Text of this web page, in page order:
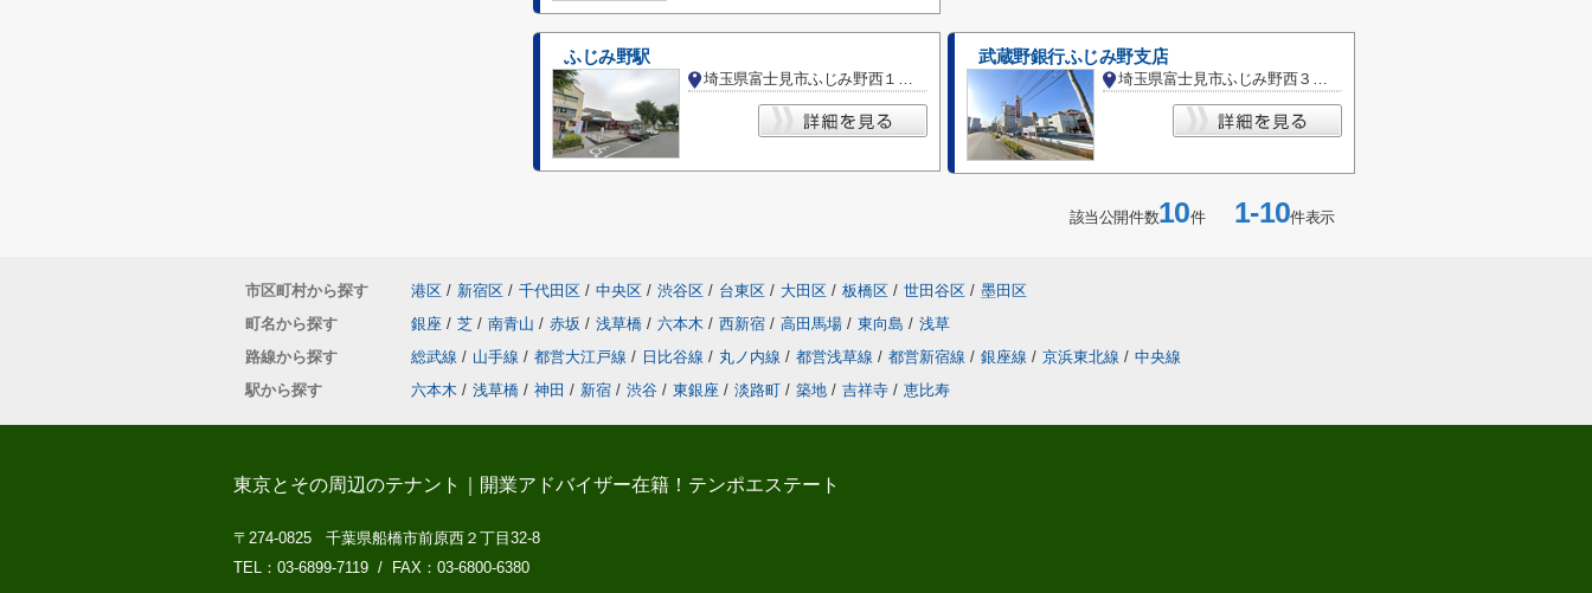
ふじみ野駅
埼玉県富士見市ふじみ野西１丁目
武蔵野銀行ふじみ野支店
埼玉県富士見市ふじみ野西３丁目
該当公開件数10件1-10件表示
市区町村から探す 港区 / 新宿区 / 千代田区 / 中央区 / 渋谷区 / 台東区 / 大田区 / 板橋区 / 世田谷区 / 墨田区
町名から探す
銀座 / 芝 / 南青山 / 赤坂 / 浅草橋 / 六本木 / 西新宿 / 高田馬場 / 東向島 / 浅草
路線から探す
総武線 / 山手線 / 都営大江戸線 / 日比谷線 / 丸ノ内線 / 都営浅草線 / 都営新宿線 / 銀座線 / 京浜東北線 / 中央線
駅から探す
六本木 / 浅草橋 / 神田 / 新宿 / 渋谷 / 東銀座 / 淡路町 / 築地 / 吉祥寺 / 恵比寿
東京とその周辺のテナント｜開業アドバイザー在籍！テンポエステート
〒274-0825 千葉県船橋市前原西２丁目32-8
TEL：03-6899-7119 / FAX：03-6800-6380